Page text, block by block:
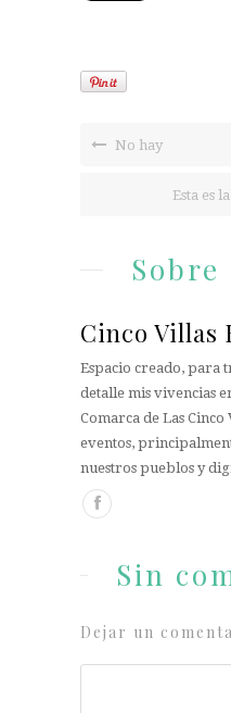
No hay
Esta es
Cinco Villas
Espacio creado, para
detalle mis vivencias
Comarca de Las
eventos,
nuestros pueblos y
Sin
Dejar un